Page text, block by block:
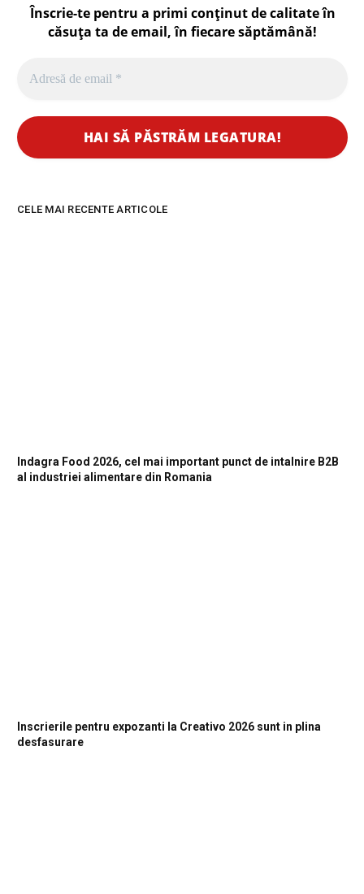
Înscrie-te pentru a primi conținut de calitate în
căsuța ta de email, în fiecaresăptămână!
CELE MAI RECENTE ARTICOLE
Indagra Food 2026, cel mai important punct de intalnire B2B
al industriei alimentare din Romania
Inscrierile pentru expozanti la Creativo 2026 sunt in plina
desfasurare